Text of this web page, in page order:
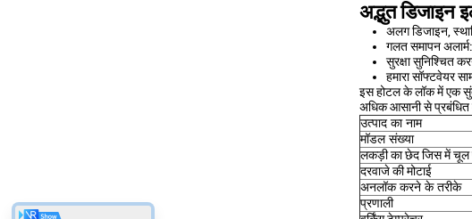
अद्भुत डिजाइन
अलग डिजाइन,
गलत समापन
सुरक्षा सुनिश्चित
हमारा सॉफ्टवेयर
इस होटल के लॉक में एक
अधिक आसानी से
उत्पाद का नाम
मॉडल संख्या
लकड़ी का छेद जिस में चूल
दरवाजे की मोटाई
अनलॉक करने के तरीके
प्रणाली